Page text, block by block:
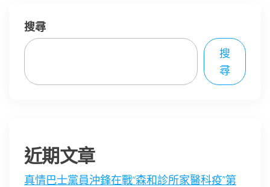
搜尋
搜
尋
近期文章
真情巴士黨員沖鋒在戰“森和診所家醫科疫”第